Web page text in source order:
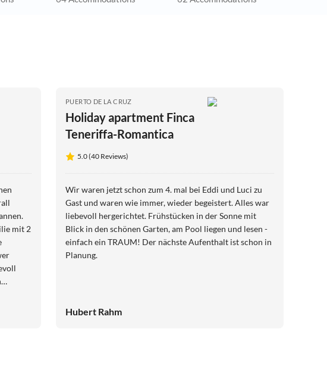
PUERTO DE LA CRUZ
Holiday apartment Finca
Teneriffa-Romantica
5.0 (40 Reviews)
Wir waren jetzt schon zum 4. mal bei Eddi und Luci zu
Gast und waren wie immer, wieder begeistert. Alles war
liebevoll hergerichtet. Frühstücken in der Sonne mit
Blick in den schönen Garten, am Pool liegen und lesen -
einfach ein TRAUM! Der nächste Aufenthalt ist schon in
Planung.
Hubert Rahm